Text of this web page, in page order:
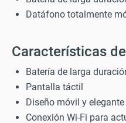
Datáfono totalmente
Características
Batería de larga
Pantalla táctil
Diseño móvil y elegante
Conexión Wi-Fi para